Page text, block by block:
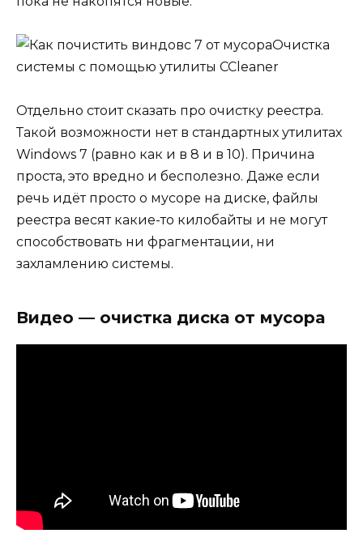
Очистка
системы с помощью утилиты CCleaner
Отдельно стоит сказать про очистку реестра.
Такой возможности нет в стандартных утилитах
Windows 7 (равно как и в 8 и в 10). Причина
проста, это вредно и бесполезно. Даже если
речь идёт просто о мусоре на диске, файлы
реестра весят какие-то килобайты и не могут
способствовать ни фрагментации, ни
захламлению системы.
Видео — очистка диска от мусора